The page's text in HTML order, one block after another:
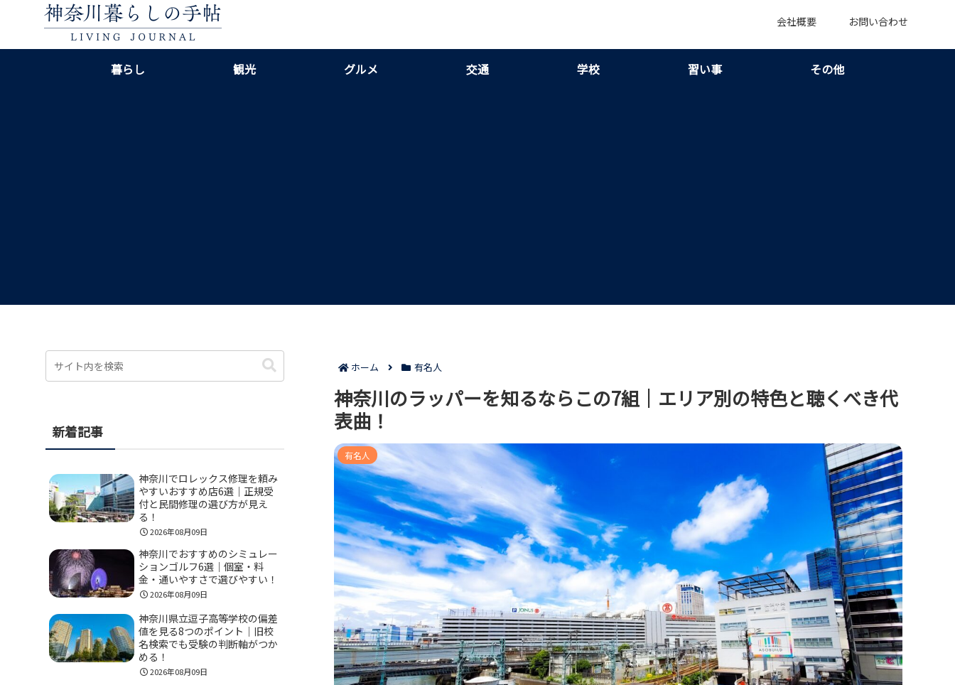
会社概要 お問い合わせ
暮らし 観光 グルメ 交通 学校 習い事 その他
ホーム 有名人
神奈川のラッパーを知るならこの7組｜エリア別の特色と聴くべき代
表曲！
有名人
新着記事
神奈川でロレックス修理を頼み
やすいおすすめ店6選｜正規受
付と民間修理の選び方が見え
る！
2026年08月09日
神奈川でおすすめのシミュレー
ションゴルフ6選｜個室・料
金・通いやすさで選びやすい！
2026年08月09日
神奈川県立逗子高等学校の偏差
値を見る8つのポイント｜旧校
名検索でも受験の判断軸がつか
める！
2026年08月09日